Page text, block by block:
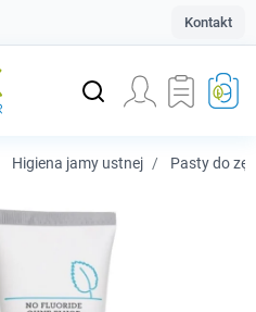
Kontakt
Higiena jamy ustnej Pasty do